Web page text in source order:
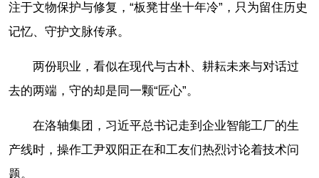
注于文物保护与修复，“板凳甘坐十年冷”，只为留住历史
记忆、守护文脉传承。
两份职业，看似在现代与古朴、耕耘未来与对话过
去的两端，守的却是同一颗“匠心”。
在洛轴集团，习近平总书记走到企业智能工厂的生
产线时，操作工尹双阳正在和工友们热烈讨论着技术问
题。